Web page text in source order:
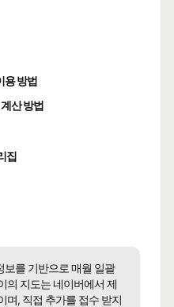
용 방법
산 방법
집
보를 기반으로 매월 일괄
의 지도는 네이버에서 제
며, 직접 추가를 접수 받지